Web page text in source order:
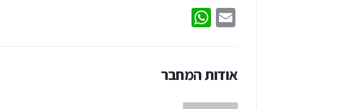
Email
אודות המחבר